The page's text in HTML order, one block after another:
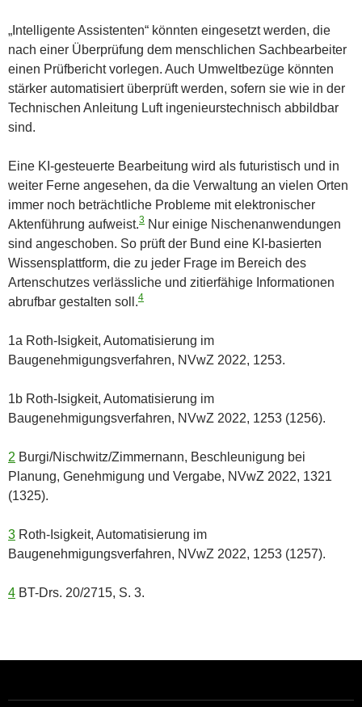
„Intelligente Assistenten“ könnten eingesetzt werden, die
nach einer Überprüfung dem menschlichen Sachbearbeiter
einen Prüfbericht vorlegen. Auch Umweltbezüge könnten
stärker automatisiert überprüft werden, sofern sie wie in der
Technischen Anleitung Luft ingenieurstechnisch abbildbar
sind.
Eine KI-gesteuerte Bearbeitung wird als futuristisch und in
weiter Ferne angesehen, da die Verwaltung an vielen Orten
immer noch beträchtliche Probleme mit elektronischer
Aktenführung aufweist.3 Nur einige Nischenanwendungen
sind angeschoben. So prüft der Bund eine KI-basierten
Wissensplattform, die zu jeder Frage im Bereich des
Artenschutzes verlässliche und zitierfähige Informationen
abrufbar gestalten soll.4
1a Roth-Isigkeit, Automatisierung im
Baugenehmigungsverfahren, NVwZ 2022, 1253.
1b Roth-Isigkeit, Automatisierung im
Baugenehmigungsverfahren, NVwZ 2022, 1253 (1256).
2 Burgi/Nischwitz/Zimmernann, Beschleunigung bei
Planung, Genehmigung und Vergabe, NVwZ 2022, 1321
(1325).
3 Roth-Isigkeit, Automatisierung im
Baugenehmigungsverfahren, NVwZ 2022, 1253 (1257).
4 BT-Drs. 20/2715, S. 3.